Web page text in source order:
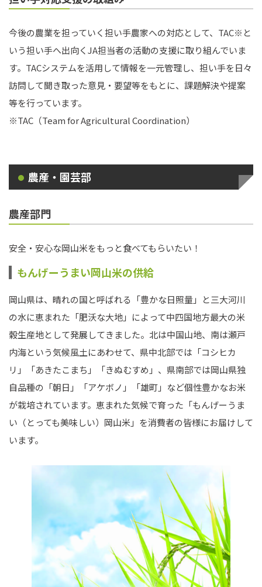
今後の農業を担っていく担い手農家への対応として、TAC※と
いう担い手へ出向くJA担当者の活動の支援に取り組んでいま
す。TACシステムを活用して情報を一元管理し、担い手を日々
訪問して聞き取った意見・要望等をもとに、課題解決や提案
等を行っています。
※TAC（Team for Agricultural Coordination）
農産・園芸部
農産部門
安全・安心な岡山米をもっと食べてもらいたい！
もんげーうまい岡山米の供給
岡山県は、晴れの国と呼ばれる「豊かな日照量」と三大河川
の水に恵まれた「肥沃な大地」によって中四国地方最大の米
穀生産地として発展してきました。北は中国山地、南は瀬戸
内海という気候風土にあわせて、県中北部では「コシヒカ
リ」「あきたこまち」「きぬむすめ」、県南部では岡山県独
自品種の「朝日」「アケボノ」「雄町」など個性豊かなお米
が栽培されています。恵まれた気候で育った「もんげーうま
い（とっても美味しい）岡山米」を消費者の皆様にお届けして
います。